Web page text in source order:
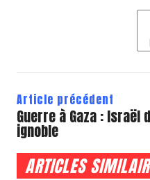
Article précédent
Guerre à Gaza :
ignoble
ARTICLES